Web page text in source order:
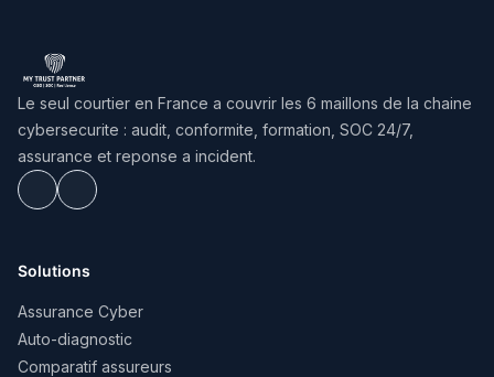
Le seul courtier en France a couvrir les 6 maillons de la chaine
cybersecurite : audit, conformite, formation, SOC 24/7,
assurance et reponse a incident.
Solutions
Assurance Cyber
Auto-diagnostic
Comparatif assureurs